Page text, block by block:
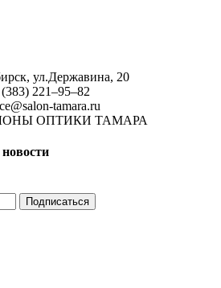
ул.Державина, 20
221‒95‒82
tamara.ru
ОПТИКИ ТАМАРА